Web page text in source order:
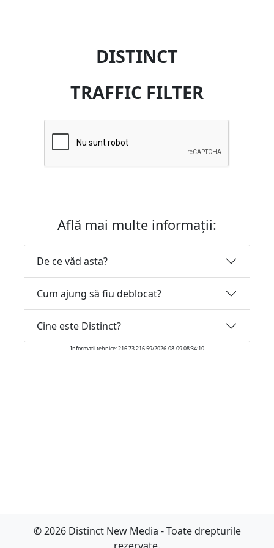
DISTINCT
TRAFFIC FILTER
Află mai multe informații:
De ce văd asta?
Cum ajung să fiu deblocat?
Cine este Distinct?
Informatii tehnice: 216.73.216.59/2026-08-09 08:34:10
© 2026 Distinct New Media - Toate drepturile